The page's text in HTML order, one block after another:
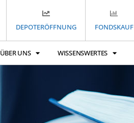
DEPOTERÖFFNUNG FONDSKAUF
ÜBER UNS WISSENSWERTES